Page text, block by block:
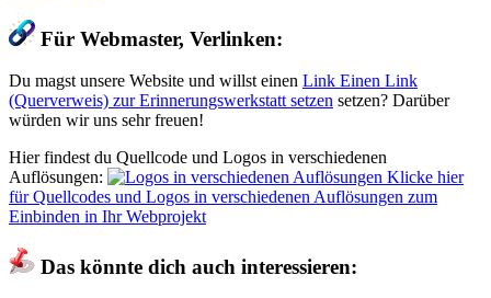
Für Webmaster, Verlinken:
Du magst unsere Website und willst einen Link Einen Link
(Querverweis) zur Erinnerungswerkstatt setzen setzen? Darüber
würden wir uns sehr freuen!
Hier findest du Quellcode und Logos in verschiedenen
Auflösungen:
Klicke hier
für Quellcodes und Logos in verschiedenen Auflösungen zum
Einbinden in Ihr Webprojekt
Das könnte dich auch interessieren: